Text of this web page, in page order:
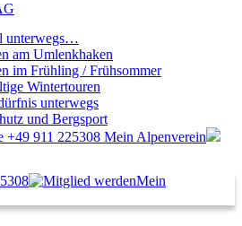
unterwegs…
am Umlenkhaken
im Frühling / Frühsommer
Wintertouren
unterwegs
und Bergsport
+49 911 225308 Mein Alpenverein
Mein